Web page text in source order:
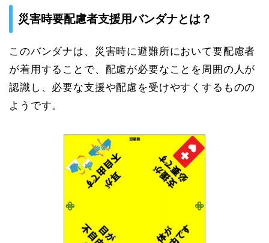
災害時要配慮者支援用バンダナとは？
このバンダナは、災害時に避難所において要配慮者
が着用することで、配慮が必要なことを周囲の人が
認識し、必要な支援や配慮を受けやすくするものの
ようです。